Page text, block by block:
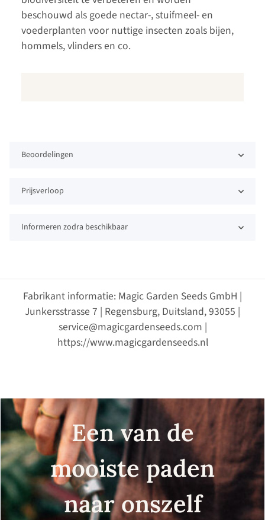
beschouwd als goede nectar-, stuifmeel- en
voederplanten voor nuttige insecten zoals bijen,
hommels, vlinders en co.
Beoordelingen
Prijsverloop
Informeren zodra beschikbaar
Fabrikant informatie: Magic Garden Seeds GmbH |
Junkersstrasse 7 | Regensburg, Duitsland, 93055 |
service@magicgardenseeds.com |
https://www.magicgardenseeds.nl
Een van de
mooiste paden
naar onszelf